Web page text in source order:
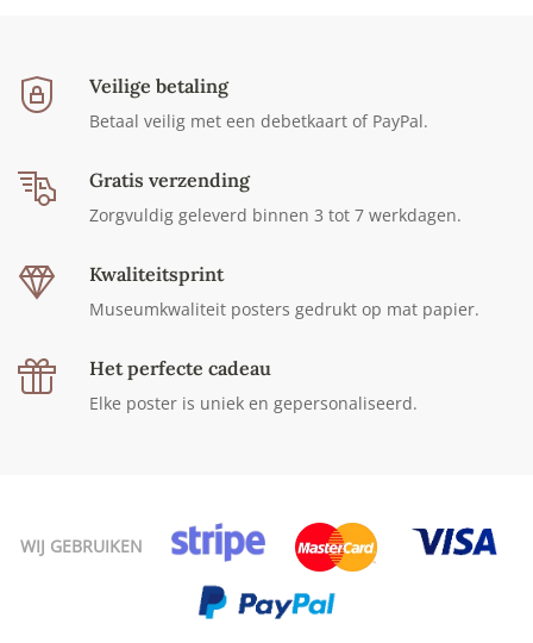
Veilige betaling
Betaal veilig met een debetkaart of PayPal.
Gratis verzending
Zorgvuldig geleverd binnen 3 tot 7 werkdagen.
Kwaliteitsprint
Museumkwaliteit posters gedrukt op mat papier.
Het perfecte cadeau
Elke poster is uniek en gepersonaliseerd.
WIJ GEBRUIKEN